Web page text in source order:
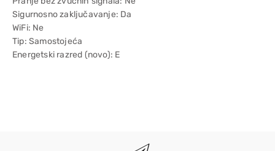
Sigurnosno zaključavanje: Da
WiFi: Ne
Tip: Samostojeća
Energetski razred (novo): E